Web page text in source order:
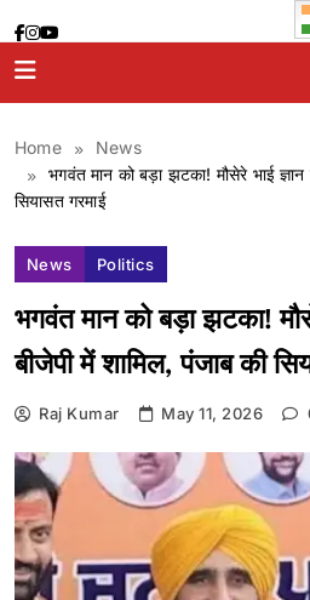
to
content
Home
News
भगवंत मान को बड़ा झटका! मौसेरे भाई
सियासत गरमाई
News Politics
भगवंत मान को बड़ा झटका!
बीजेपी में शामिल, पंजाब की
Raj Kumar May 11, 2026